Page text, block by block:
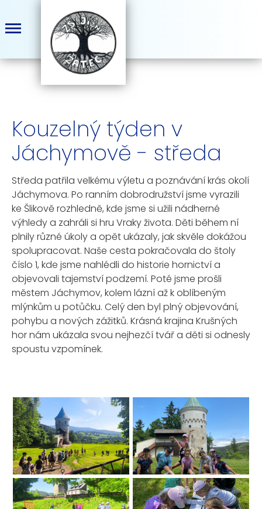
Kouzelný týden v
Jáchymově - středa
Středa patřila velkému výletu a poznávání krás okolí
Jáchymova. Po ranním dobrodružství jsme vyrazili
ke Šlikově rozhledně, kde jsme si užili nádherné
výhledy a zahráli si hru Vraky života. Děti během ní
plnily různé úkoly a opět ukázaly, jak skvěle dokážou
spolupracovat. Naše cesta pokračovala do štoly
číslo 1, kde jsme nahlédli do historie hornictví a
objevovali tajemství podzemí. Poté jsme prošli
městem Jáchymov, kolem lázní až k oblíbeným
mlýnkům u potůčku. Celý den byl plný objevování,
pohybu a nových zážitků. Krásná krajina Krušných
hor nám ukázala svou nejhezčí tvář a děti si odnesly
spoustu vzpomínek.